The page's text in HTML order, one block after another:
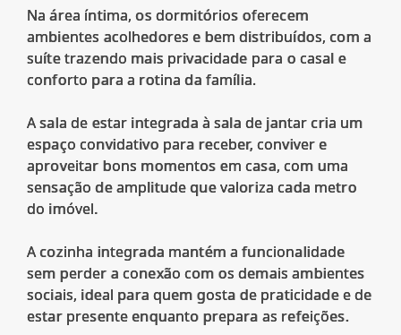
Na área íntima, os dormitórios oferecem
ambientes acolhedores e bem distribuídos, com a
suíte trazendo mais privacidade para o casal e
conforto para a rotina da família.
A sala de estar integrada à sala de jantar cria um
espaço convidativo para receber, conviver e
aproveitar bons momentos em casa, com uma
sensação de amplitude que valoriza cada metro
do imóvel.
A cozinha integrada mantém a funcionalidade
sem perder a conexão com os demais ambientes
sociais, ideal para quem gosta de praticidade e de
estar presente enquanto prepara as refeições.